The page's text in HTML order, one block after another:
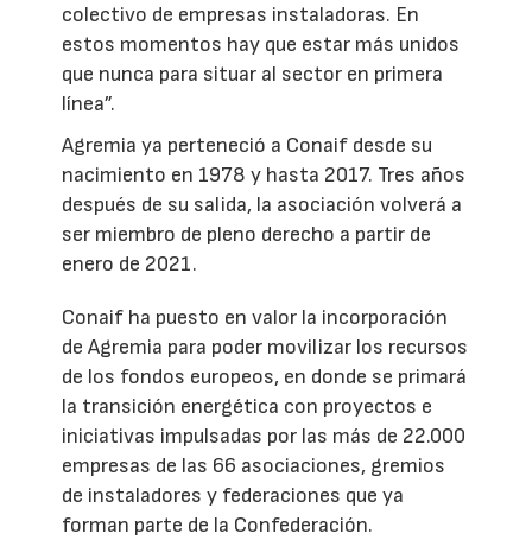
colectivo de empresas instaladoras. En
estos momentos hay que estar más unidos
que nunca para situar al sector en primera
línea”.
Agremia ya perteneció a Conaif desde su
nacimiento en 1978 y hasta 2017. Tres años
después de su salida, la asociación volverá a
ser miembro de pleno derecho a partir de
enero de 2021.
Conaif ha puesto en valor la incorporación
de Agremia para poder movilizar los recursos
de los fondos europeos, en donde se primará
la transición energética con proyectos e
iniciativas impulsadas por las más de 22.000
empresas de las 66 asociaciones, gremios
de instaladores y federaciones que ya
forman parte de la Confederación.